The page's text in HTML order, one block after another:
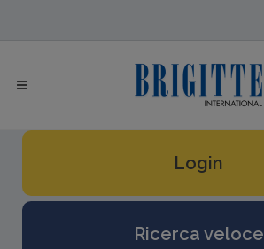
Login
Ricerca veloce